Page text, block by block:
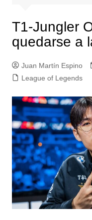
T1-Jungler
quedarse a
Juan Martín Espino
League of Legends